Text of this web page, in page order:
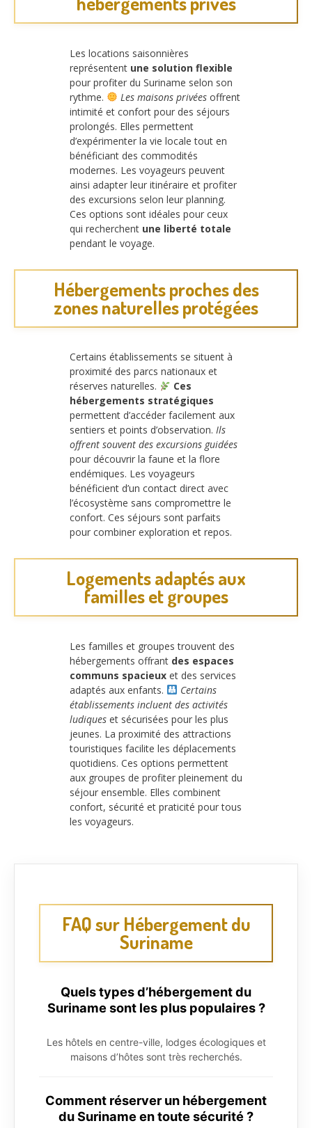
Les locations saisonnières
représentent une solution flexible
pour profiter du Suriname selon son
rythme.
Les maisons privéesoffrent
intimité et confort pour des séjours
prolongés. Elles permettent
d’expérimenter la vie locale tout en
bénéficiant des commodités
modernes. Les voyageurs peuvent
ainsi adapter leur itinéraire et profiter
des excursions selon leur planning.
Ces options sont idéales pour ceux
qui recherchent une liberté totale
pendant le voyage.
Hébergements proches des
zones naturelles protégées
Certains établissements se situent à
proximité des parcs nationaux et
réserves naturelles.
Ces
hébergements stratégiques
permettent d’accéder facilement aux
sentiers et points d’observation. Ils
offrent souvent des excursions guidées
pour découvrir la faune et la flore
endémiques. Les voyageurs
bénéficient d’un contact direct avec
l’écosystème sans compromettre le
confort. Ces séjours sont parfaits
pour combiner exploration et repos.
Logements adaptés aux
familles et groupes
Les familles et groupes trouvent des
hébergements offrant des espaces
communs spacieux et des services
adaptés aux enfants.
Certains
établissements incluent des activités
ludiques et sécurisées pour les plus
jeunes. La proximité des attractions
touristiques facilite les déplacements
quotidiens. Ces options permettent
aux groupes de profiter pleinement du
séjour ensemble. Elles combinent
confort, sécurité et praticité pour tous
les voyageurs.
FAQ sur Hébergement du
Suriname
Quels types d’hébergement du
Suriname sont les plus populaires ?
Les hôtels en centre-ville, lodges écologiques et
maisons d’hôtes sont très recherchés.
Comment réserver un hébergement
du Suriname en toute sécurité ?